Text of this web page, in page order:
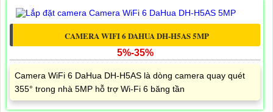
CAMERA WIFI 6 DAHUA DH-H5AS 5MP
5%-35%
Camera WiFi 6 DaHua DH-H5AS là dòng camera quay quét
355° trong nhà 5MP hỗ trợ Wi-Fi 6 băng tần